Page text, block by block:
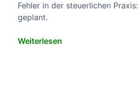
Fehler in der steuerlichen
geplant.
Weiterlesen